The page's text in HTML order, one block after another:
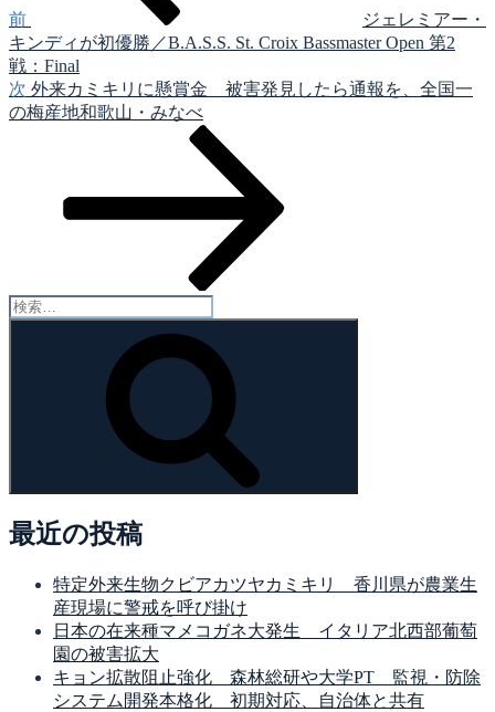
ゲ
ー
シ
ョ
前
ジェレミアー・
キンディが初優勝／B.A.S.S. St. Croix Bassmaster Open 第2
戦：Final
次
の
次 外来カミキリに懸賞金 被害発見したら通報を、全国一
の梅産地和歌山・みなべ
検
最近の投稿
特定外来生物クビアカツヤカミキリ 香川県が農業生
産現場に警戒を呼び掛け
日本の在来種マメコガネ大発生 イタリア北西部葡萄
園の被害拡大
キョン拡散阻止強化 森林総研や大学PT 監視・防除
システム開発本格化 初期対応、自治体と共有